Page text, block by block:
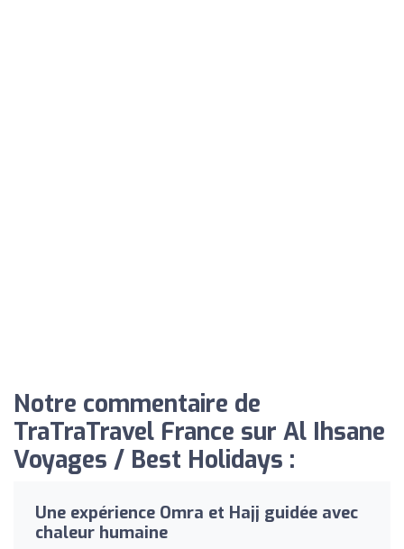
Notre commentaire de
TraTraTravel France sur Al Ihsane
Voyages / Best Holidays :
Une expérience Omra et Hajj guidée avec
chaleur humaine